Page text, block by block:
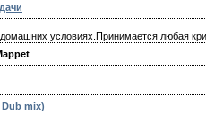
условиях.Принимается любая
mix)